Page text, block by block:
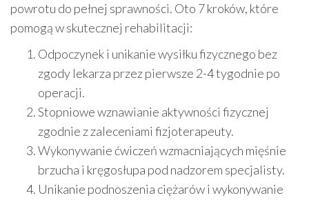
powrotu do pełnej sprawności. Oto 7 kroków, które
pomogą w skutecznej rehabilitacji:
Odpoczynek i unikanie wysiłku fizycznego bez
zgody lekarza przez pierwsze 2-4 tygodnie po
operacji.
Stopniowe wznawianie aktywności fizycznej
zgodnie z zaleceniami fizjoterapeuty.
Wykonywanie ćwiczeń wzmacniających mięśnie
brzucha i kręgosłupa pod nadzorem specjalisty.
Unikanie podnoszenia ciężarów i wykonywanie